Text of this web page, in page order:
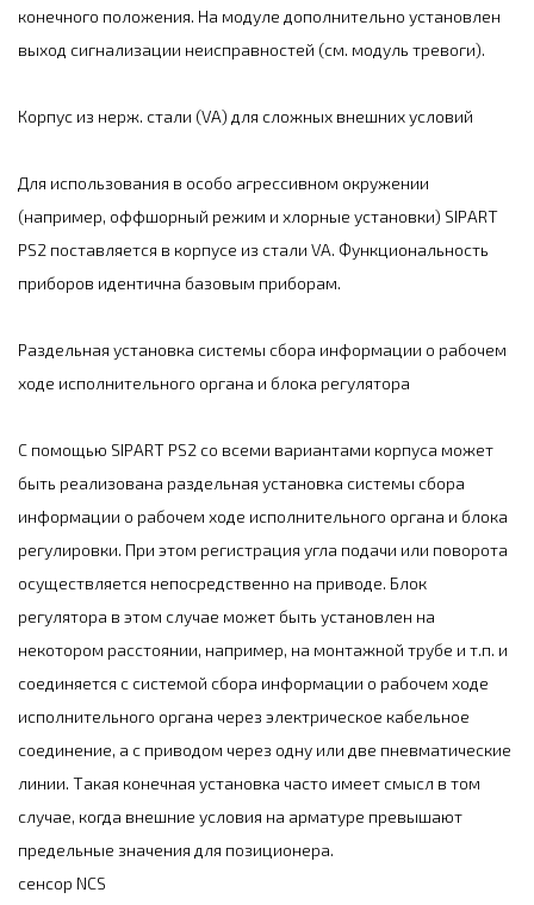
конечного положения. На модуле дополнительно установлен
выход сигнализации неисправностей (см. модуль тревоги).
Корпус из нерж. стали (VA) для сложных внешних условий
Для использования в особо агрессивном окружении
(например, оффшорный режим и хлорные установки) SIPART
PS2 поставляется в корпусе из стали VA. Функциональность
приборов идентична базовым приборам.
Раздельная установка системы сбора информации о рабочем
ходе исполнительного органа и блока регулятора
С помощью SIPART PS2 со всеми вариантами корпуса может
быть реализована раздельная установка системы сбора
информации о рабочем ходе исполнительного органа и блока
регулировки. При этом регистрация угла подачи или поворота
осуществляется непосредственно на приводе. Блок
регулятора в этом случае может быть установлен на
некотором расстоянии, например, на монтажной трубе и т.п. и
соединяется с системой сбора информации о рабочем ходе
исполнительного органа через электрическое кабельное
соединение, а с приводом через одну или две пневматические
линии. Такая конечная установка часто имеет смысл в том
случае, когда внешние условия на арматуре превышают
предельные значения для позиционера.
сенсор NCS